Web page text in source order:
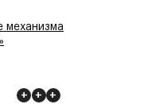
механизма
+ +
+